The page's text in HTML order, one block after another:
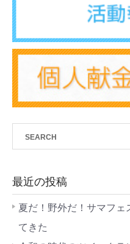
最近の投稿
夏だ！野外だ！サマフェ
てきた